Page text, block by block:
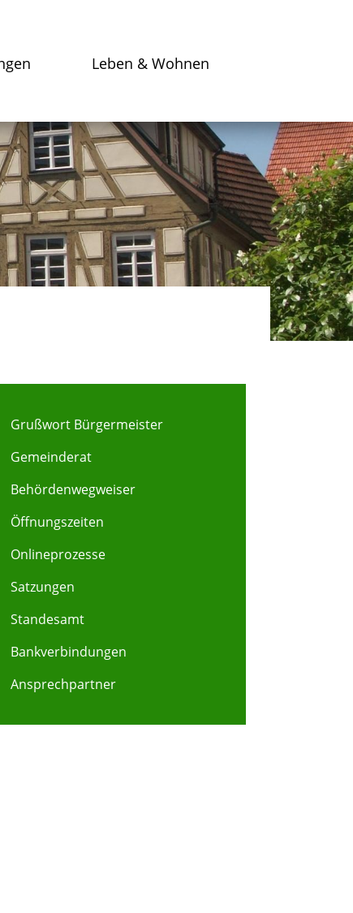
Leben & Wohnen
Grußwort Bürgermeister
Gemeinderat
Behördenwegweiser
Öffnungszeiten
Onlineprozesse
Satzungen
Standesamt
Bankverbindungen
Ansprechpartner